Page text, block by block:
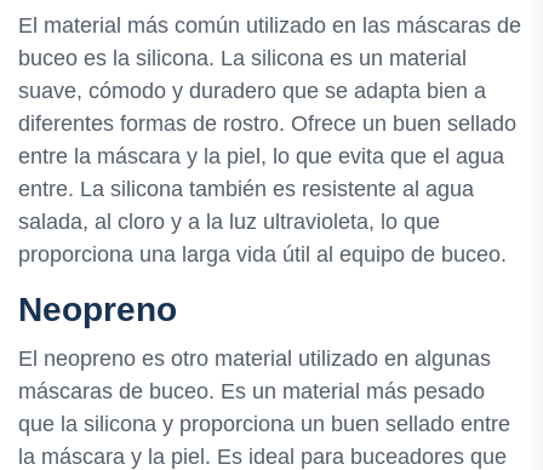
El material más común utilizado en las máscaras de
buceo es la silicona. La silicona es un material
suave, cómodo y duradero que se adapta bien a
diferentes formas de rostro. Ofrece un buen sellado
entre la máscara y la piel, lo que evita que el agua
entre. La silicona también es resistente al agua
salada, al cloro y a la luz ultravioleta, lo que
proporciona una larga vida útil al equipo de buceo.
Neopreno
El neopreno es otro material utilizado en algunas
máscaras de buceo. Es un material más pesado
que la silicona y proporciona un buen sellado entre
la máscara y la piel. Es ideal para buceadores que